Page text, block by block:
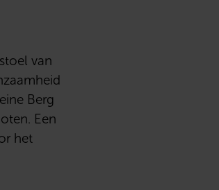
van
Berg
Een
het